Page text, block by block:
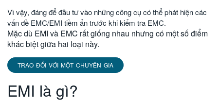
Vì vậy, đáng để đầu tư vào những công cụ có thể phát hiện các
vấn đề EMC/EMI tiềm ẩn trước khi kiểm tra EMC.
Mặc dù EMI và EMC rất giống nhau nhưng có một số điểm
khác biệt giữa hai loại này.
TRAO ĐỔI VỚI MỘT CHUYÊN GIA
EMI là gì?